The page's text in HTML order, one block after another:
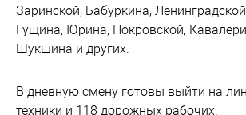
Заринской, Бабуркина,
Гущина, Юрина, Покровской,
Шукшина и других.
В дневную смену готовы выйти на
техники и 118 дорожных рабочих.